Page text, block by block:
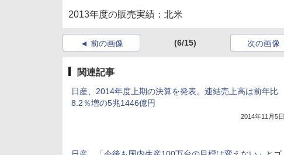
2013年度の販売実績：北米
前の画像 (6/15) 次の画像
関連記事
日産、2014年度上期の決算を発表。連結売上高は前年比
8.2％増の5兆1446億円
2014年11月5日